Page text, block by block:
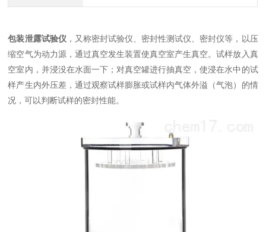
包装泄露试验仪，又称密封试验仪、密封性测试仪、密封仪等，以压
缩空气为动力源，通过真空发生装置使真空室产生真空。试样放入真
空室内，并浸没在水面一下；对真空罐进行抽真空，使浸在水中的试
样产生内外压差，通过观察试样膨胀或试样内气体外溢（气泡）的情
况，可以判断试样的密封性能。